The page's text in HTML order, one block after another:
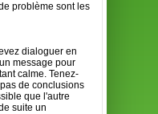
problème sont les
dialoguer en
message pour
calme. Tenez-
de conclusions
que l'autre
suite un